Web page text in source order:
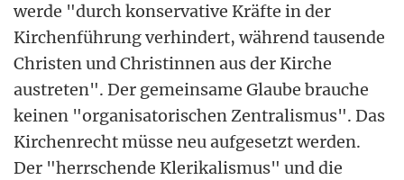
werde "durch konservative Kräfte in der
Kirchenführung verhindert, während tausende
Christen und Christinnen aus der Kirche
austreten". Der gemeinsame Glaube brauche
keinen "organisatorischen Zentralismus". Das
Kirchenrecht müsse neu aufgesetzt werden.
Der "herrschende Klerikalismus" und die